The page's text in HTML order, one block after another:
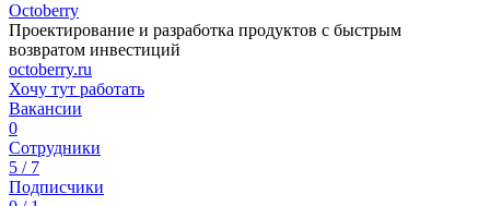
Octoberry
Проектирование и разработка продуктов с быстрым
возвратом инвестиций
octoberry.ru
Хочу тут работать
Вакансии
0
Сотрудники
5 / 7
Подписчики